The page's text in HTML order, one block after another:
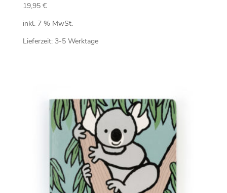
19,95 €
inkl. 7 % MwSt.
Lieferzeit: 3-5 Werktage